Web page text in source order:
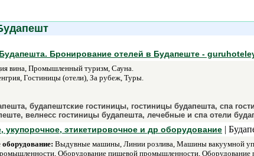
Бронирование отелей в Будапеште -
вина, Промышленный туризм, Сауна.
Гостиницы (отели), За рубеж, Туры.
будапештские гостиницы, гостиницы будапешта, спа
велнесс гостиницы будапешта, лечебные и спа отели
укупорочное, этикетировочное и др оборудование |
Выдувные машины, Линии розлива, Машины вакуумной
Оборудование пищевой промышленности,